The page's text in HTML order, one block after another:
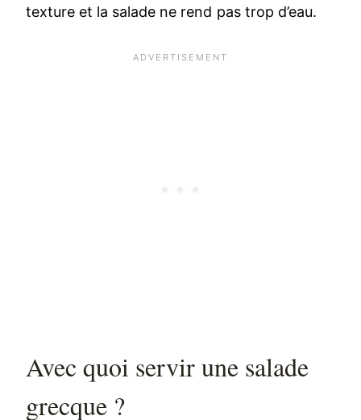
texture et la salade ne rend pas trop d’eau.
Avec quoi servir une salade
grecque ?